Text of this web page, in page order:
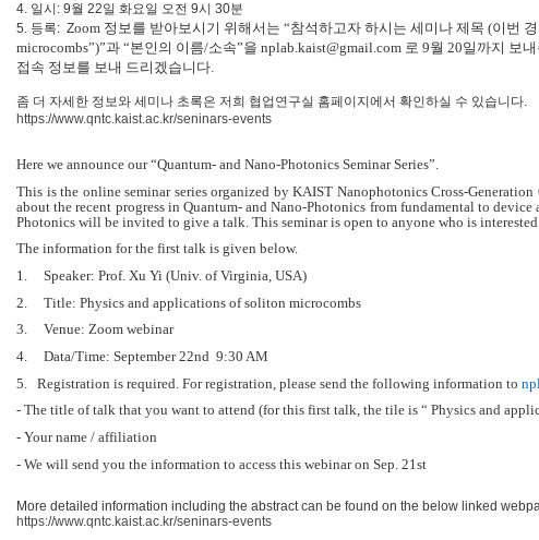
4. 일시: 9월 22일 화요일 오전 9시 30분
5. 등록: Zoom 정보를 받아보시기 위해서는 “참석하고자 하시는 세미나 제목 (이번
microcombs”)”과 “본인의 이름/소속”을 nplab.kaist@gmail.com 로 9월 20일까지 보
접속 정보를 보내 드리겠습니다.
좀 더 자세한 정보와 세미나 초록은 저희 협업연구실 홈페이지에서 확인하실 수 있습니다.
https://www.qntc.kaist.ac.kr/seninars-events
Here we announce our“Quantum- and Nano-Photonics Seminar Series”.
This is the online seminar series organized by KAIST Nanophotonics Cross-
about the recent progress in Quantum- and Nano-Photonics from fundamental to
Photonics will be invited to give a talk. This seminar is open to anyone who is
The information for the first talk is given below.
1. Speaker: Prof. Xu Yi (Univ. of Virginia, USA)
2. Title: Physics and applications of soliton microcombs
3. Venue: Zoom webinar
4. Data/Time: September 22nd 9:30 AM
5. Registration is required. For registration, please send the following information to
- The title of talk that you want to attend (for this first talk, the tile is “ Physics and
- Your name / affiliation
- We will send you the information to access this webinar on Sep. 21st
More detailed information including the abstract can be found on the below linked
https://www.qntc.kaist.ac.kr/seninars-events